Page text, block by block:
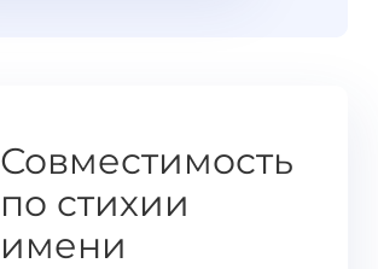
Совместимость
по стихии
имени